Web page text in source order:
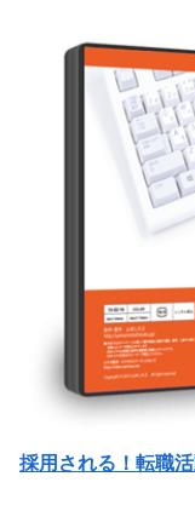
採用される！転職